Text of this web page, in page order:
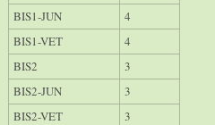
BIS1-JUN
4
BIS1-VET
4
BIS2
3
BIS2-JUN
3
BIS2-VET
3